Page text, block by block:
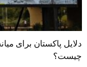
دلایل پاکستان برای
چیست؟